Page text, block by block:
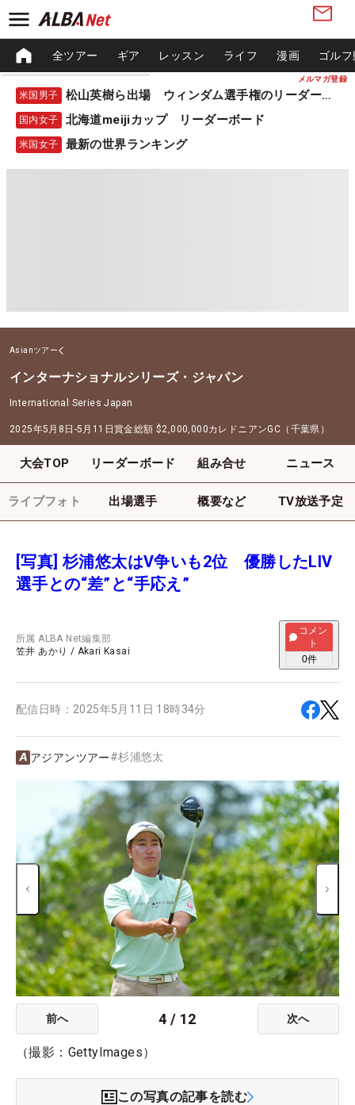
メルマガ登録
全ツアー ギア レッスン ライフ 漫画 ゴル
米国男子 松山英樹ら出場 ウィンダム選手権のリーダーボード
国内女子 北海道meijiカップ リーダーボード
米国女子 最新の世界ランキング
Asianツアー
インターナショナルシリーズ・ジャパン
International Series Japan
2025年5月8日-5月11日賞金総額 $2,000,000カレドニアンGC（千葉県）
大会TOP リーダーボード 組み合せ ニュース
ライブフォト 出場選手 概要など TV放送予定
[写真] 杉浦悠太はV争いも2位 優勝したLIV
選手との“差”と“手応え”
所属ALBA Net編集部
笠井 あかり / Akari Kasai
コメン
ト
0件
配信日時： 2025年5月11日 18時34分
アジアンツアー#杉浦悠太
前へ 4 / 12 次へ
（撮影：GettyImages）
この写真の記事を読む